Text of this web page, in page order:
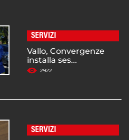
SERVIZI
Vallo, Convergenze
installa ses...
2922
SERVIZI